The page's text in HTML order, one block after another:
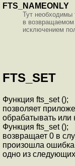
FTS_NAMEONLY
Тут
в возвращаемом
исключением
FTS_SET
Функция fts_set ();
позволяет
обрабатывать или
Функция fts_set ();
возвращает 0 в
произошла
одно из